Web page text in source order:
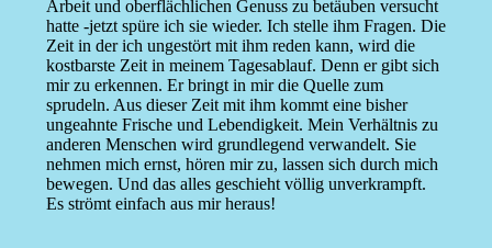
Arbeit und oberflächlichen Genuss zu betäuben versucht
hatte -jetzt spüre ich sie wieder. Ich stelle ihm Fragen. Die
Zeit in der ich ungestört mit ihm reden kann, wird die
kostbarste Zeit in meinem Tagesablauf. Denn er gibt sich
mir zu erkennen. Er bringt in mir die Quelle zum
sprudeln. Aus dieser Zeit mit ihm kommt eine bisher
ungeahnte Frische und Lebendigkeit. Mein Verhältnis zu
anderen Menschen wird grundlegend verwandelt. Sie
nehmen mich ernst, hören mir zu, lassen sich durch mich
bewegen. Und das alles geschieht völlig unverkrampft.
Es strömt einfach aus mir heraus!